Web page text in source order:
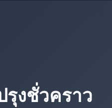
รุงชั่วคราว